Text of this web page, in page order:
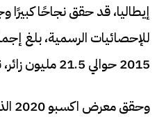
إيطاليا، قد حقق نجاحًا كبيرًا
للإحصائيات الرسمية، بلغ
2015 حوالي 21.5 مليون زائر، نسبة منهم هم سياح.